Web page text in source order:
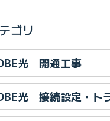
ゴリ
光 開通工事
光 接続設定・ト